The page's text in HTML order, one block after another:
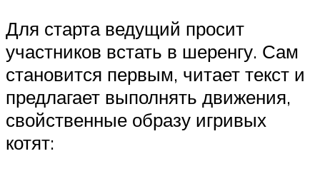
Для старта ведущий просит
участников встать в шеренгу. Сам
становится первым, читает текст и
предлагает выполнять движения,
свойственные образу игривых
котят: